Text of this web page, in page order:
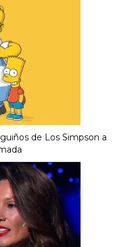
de Los Simpson a